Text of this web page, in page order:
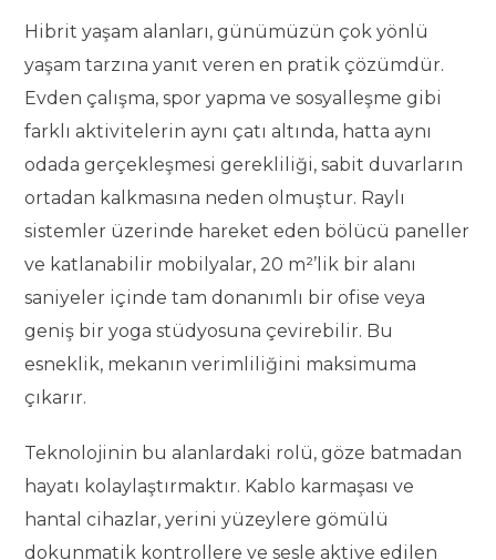
Hibrit yaşam alanları, günümüzün çok yönlü
yaşam tarzına yanıt veren en pratik çözümdür.
Evden çalışma, spor yapma ve sosyalleşme gibi
farklı aktivitelerin aynı çatı altında, hatta aynı
odada gerçekleşmesi gerekliliği, sabit duvarların
ortadan kalkmasına neden olmuştur. Raylı
sistemler üzerinde hareket eden bölücü paneller
ve katlanabilir mobilyalar, 20 m²’lik bir alanı
saniyeler içinde tam donanımlı bir ofise veya
geniş bir yoga stüdyosuna çevirebilir. Bu
esneklik, mekanın verimliliğini maksimuma
çıkarır.
Teknolojinin bu alanlardaki rolü, göze batmadan
hayatı kolaylaştırmaktır. Kablo karmaşası ve
hantal cihazlar, yerini yüzeylere gömülü
dokunmatik kontrollere ve sesle aktive edilen